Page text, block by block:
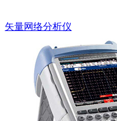
矢量网络分析仪